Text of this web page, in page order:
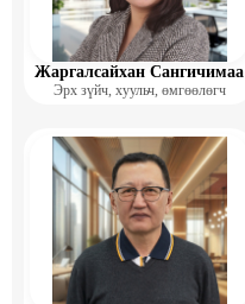
Жаргалсайхан Сангичимаа
Эрх зүйч, хуульч, өмгөөлөгч